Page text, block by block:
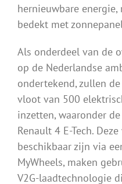
hernieuwbare
bedekt met
Als onderdeel van de
op de Nederlandse
ondertekend, zullen
vloot van 500
inzetten, waaronder
Renault 4 E-Tech.
beschikbaar zijn via
MyWheels, maken
V2G-laadtechnologie